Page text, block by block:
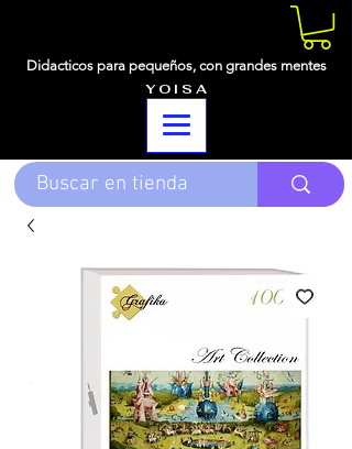
Didacticos para pequeños, con grandes mentes
Y O I S A